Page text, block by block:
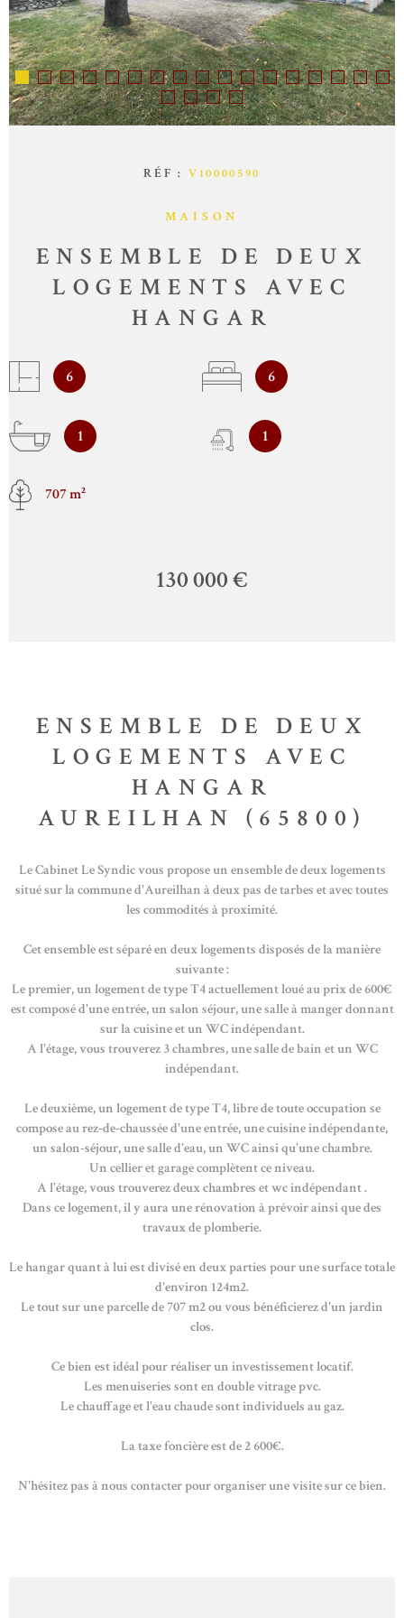
CONTACT
RÉF :V10000590
MAISON
ENSEMBLE DE DEUX
LOGEMENTS AVEC
HANGAR
6 6
1 1
707 m²
130 000 €
ENSEMBLE DE DEUX
LOGEMENTS AVEC
HANGAR
AUREILHAN (65800)
Le Cabinet Le Syndic vous propose un ensemble de deux logements
situé sur la commune d'Aureilhan à deux pas de tarbes et avec toutes
les commodités à proximité.
Cet ensemble est séparé en deux logements disposés de la manière
suivante :
Le premier, un logement de type T4 actuellement loué au prix de 600€
est composé d'une entrée, un salon séjour, une salle à manger donnant
sur la cuisine et un WC indépendant.
A l'étage, vous trouverez 3 chambres, une salle de bain et un WC
indépendant.
Le deuxième, un logement de type T4, libre de toute occupation se
compose au rez-de-chaussée d'une entrée, une cuisine indépendante,
un salon-séjour, une salle d'eau, un WC ainsi qu'une chambre.
Un cellier et garage complètent ce niveau.
A l'étage, vous trouverez deux chambres et wc indépendant .
Dans ce logement, il y aura une rénovation à prévoir ainsi que des
travaux de plomberie.
Le hangar quant à lui est divisé en deux parties pour une surface totale
d'environ 124m2.
Le tout sur une parcelle de 707 m2 ou vous bénéficierez d'un jardin
clos.
Ce bien est idéal pour réaliser un investissement locatif.
Les menuiseries sont en double vitrage pvc.
Le chauffage et l'eau chaude sont individuels au gaz.
La taxe foncière est de 2 600€.
N'hésitez pas à nous contacter pour organiser une visite sur ce bien.